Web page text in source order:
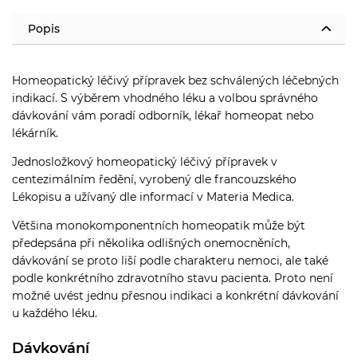
Popis
Homeopatický léčivý přípravek bez schválených léčebných
indikací. S výběrem vhodného léku a volbou správného
dávkování vám poradí odborník, lékař homeopat nebo
lékárník.
Jednosložkový homeopatický léčivý přípravek v
centezimálním ředění, vyrobený dle francouzského
Lékopisu a užívaný dle informací v Materia Medica.
Většina monokomponentních homeopatik může být
předepsána při několika odlišných onemocněních,
dávkování se proto liší podle charakteru nemoci, ale také
podle konkrétního zdravotního stavu pacienta. Proto není
možné uvést jednu přesnou indikaci a konkrétní dávkování
u každého léku.
Dávkování